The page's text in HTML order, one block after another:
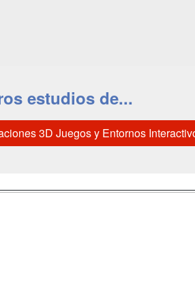
estudios de...
3D Juegos y Entornos